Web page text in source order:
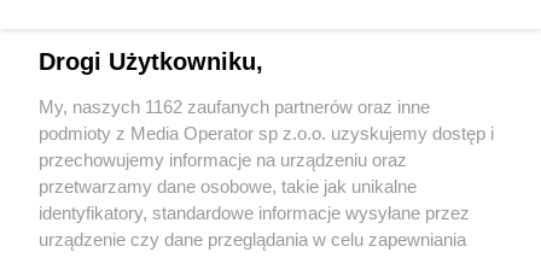
Wydawca mediówlokalnych
Drogi Użytkowniku,
My, naszych 1162 zaufanych partnerów oraz inne
podmioty z Media Operator sp z.o.o. uzyskujemy dostęp i
przechowujemy informacje na urządzeniu oraz
przetwarzamy dane osobowe, takie jak unikalne
identyfikatory, standardowe informacje wysyłane przez
urządzenie czy dane przeglądania w celu zapewniania